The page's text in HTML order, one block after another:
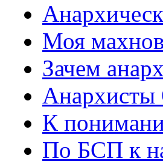
Моя
Зачем
Анархисты
К
По БСП к